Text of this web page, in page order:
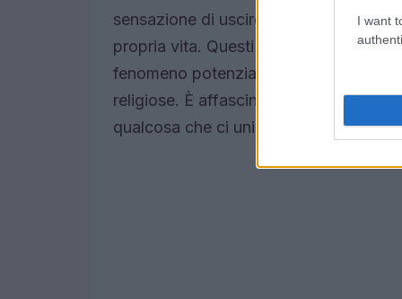
I want
sensazione di uscire dal proprio
propria vita. Questi aspetti hanno
fenomeno potenzialmente universale,
religiose. È affascinante pensare che,
qualcosa che ci unisce in queste